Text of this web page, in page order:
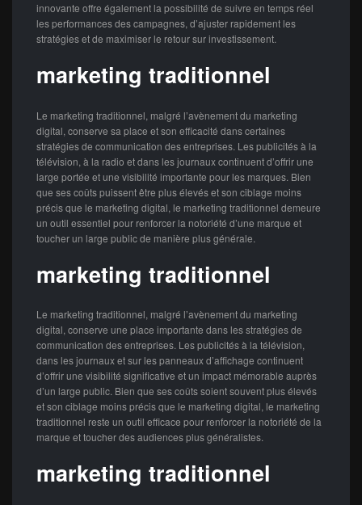
innovante offre également la possibilité de suivre en temps réel
les performances des campagnes, d’ajuster rapidement les
stratégies et de maximiser le retour sur investissement.
marketing traditionnel
Le marketing traditionnel, malgré l’avènement du marketing
digital, conserve sa place et son efficacité dans certaines
stratégies de communication des entreprises. Les publicités à la
télévision, à la radio et dans les journaux continuent d’offrir une
large portée et une visibilité importante pour les marques. Bien
que ses coûts puissent être plus élevés et son ciblage moins
précis que le marketing digital, le marketing traditionnel demeure
un outil essentiel pour renforcer la notoriété d’une marque et
toucher un large public de manière plus générale.
marketing traditionnel
Le marketing traditionnel, malgré l’avènement du marketing
digital, conserve une place importante dans les stratégies de
communication des entreprises. Les publicités à la télévision,
dans les journaux et sur les panneaux d’affichage continuent
d’offrir une visibilité significative et un impact mémorable auprès
d’un large public. Bien que ses coûts soient souvent plus élevés
et son ciblage moins précis que le marketing digital, le marketing
traditionnel reste un outil efficace pour renforcer la notoriété de la
marque et toucher des audiences plus généralistes.
marketing traditionnel